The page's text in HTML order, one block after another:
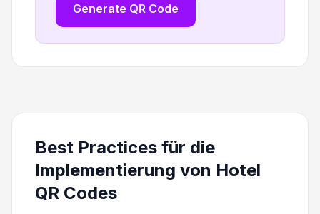
Generate QR Code
Best Practices für die
Implementierung von Hotel
QR Codes